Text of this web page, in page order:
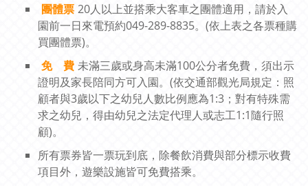
團體票 20人以上並搭乘大客車之團體適用，請於入
園前一日來電預約049-289-8835。(依上表之各票種購
買團體票)。
免 費 未滿三歲或身高未滿100公分者免費，須出示
證明及家長陪同方可入園。(依交通部觀光局規定：照
顧者與3歲以下之幼兒人數比例應為1:3；對有特殊需
求之幼兒，得由幼兒之法定代理人或志工1:1隨行照
顧)。
所有票券皆一票玩到底，除餐飲消費與部分標示收費
項目外，遊樂設施皆可免費搭乘。